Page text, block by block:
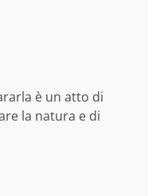
è un atto di
la natura e di